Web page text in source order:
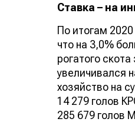
Ставка – на
По итогам
что на 3,0%
рогатого
увеличивался
хозяйство на
14 279 голов
285 679 голов